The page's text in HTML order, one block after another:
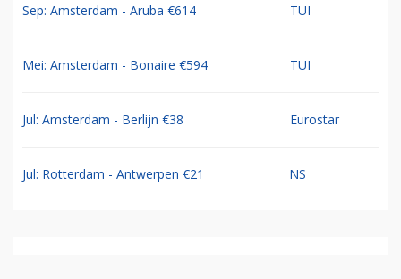
Sep: Amsterdam - Aruba €614 TUI
Mei: Amsterdam - Bonaire €594 TUI
Jul: Amsterdam - Berlijn €38 Eurostar
Jul: Rotterdam - Antwerpen €21 NS